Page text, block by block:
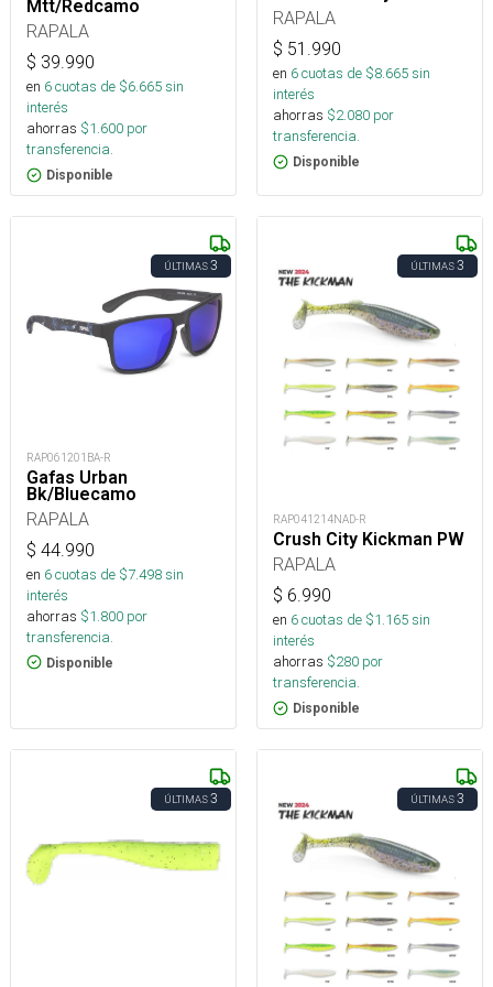
Mtt/Redcamo
RAPALA
$ 39.990
en 6cuotas de $6.665sin
interés
ahorras $1.600 por
transferencia.
Disponible
RAPALA
$ 51.990
en 6cuotas de $8.665sin
interés
ahorras $2.080 por
transferencia.
Disponible
ÚLTIMAS3
RAP061201BA-R
Gafas Urban
Bk/Bluecamo
RAPALA
$ 44.990
en 6cuotas de $7.498sin
interés
ahorras $1.800 por
transferencia.
Disponible
ÚLTIMAS3
RAP041214NAD-R
Crush City Kickman PW
RAPALA
$ 6.990
en 6cuotas de $1.165sin
interés
ahorras $280 por
transferencia.
Disponible
ÚLTIMAS3 ÚLTIMAS3